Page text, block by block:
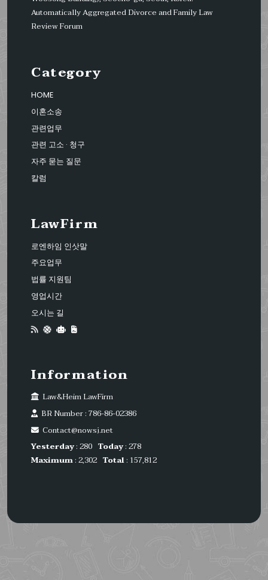
Automatically Aggregated Divorce and Family Law
Review Forum
Category
HOME
이혼소송
관련업무
관련 고소 · 청구
자주 묻는 질문
칼럼
LawFirm
로엔하임 인삿말
주요업무
법률 지원팀
영업시간
오시는 길
Information
Law&Heim LawFirm
BR Number : 786-86-02386
Contact@nowsj.net
Yesterday: 280 Today: 278
Maximum: 2,302 Total: 157,812